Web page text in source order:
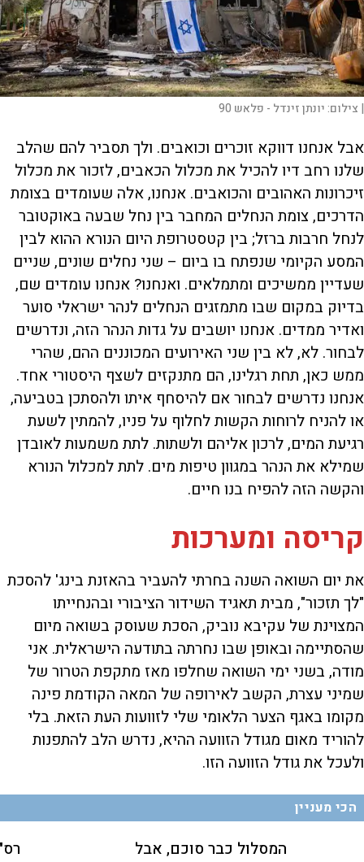
| צילום:יונתן זינדל - פלאש 90
אבל אנחנו דווקא זוכרים וכואבים. ולך תסביר להם שהלב
שלנו רחב דיו להכיל את מכלול הכאבים, לזכור את מכלול
זיכרונות האהובים והכואבים. אנחנו, אלה שעומדים בצומת
הדרכים, צומת הנחלים המחבר בין נחל שבעה באוקטובר
לנחל חרבות ברזל; בין קטסטרופת היום הנורא ההוא לבין
המסע הקיומי שנפתח בו ביום – שני נחלים שונים, שניים
שעדיין ממשיכים ומתמלאים. ואנחנו? אנחנו עומדים שם,
בדיוק במקום שבו מתמזגים הנחלים לנהר ישראלי סוער
ואדיר ממדים. אנחנו יושבים על גדות הנהר הזה, ונדרשים
לבחור. לא, לא בין שני האירועים המכוננים ההם, שהרי
ממש כאן, תחת רגלינו, הם מתנקזים לשצף היסטורי אחד.
אנחנו נדרשים לבחור אם להיסחף איתו ולהסתכן בטביעה,
או להניח לרוחות הקשות לחלוף על פניו, להמתין לשעת
רגיעת המים, לרכון אליהם ולשתות. לתת משמעות לאובדן
שמילא את הנהר במגוון טיפות מים. לתת למכלול הנורא
והקשה הזה להפיח בנו חיים.
קריסה ומערכות
את יום השואה השנה בחרתי להעביר בהאזנת בינג' להסכת
"לך תזכור", מבית תאגיד השידור הציבורי ובהנחייתו
המצוינת של עקיבא נוביק, הסכת שעוסק בשואה מיום
שהסתיימה ובאופן שבו נחרתה בתודעה הישראלית. אני
מודה, בשני ימי השואה שחלפו מאז מתקפת הטרור של
שמיני עצרת, הקשב לאירופה של המאה הקודמת פינה
מקומו באגף הצער הלאומי שלי לזוועות העת הזאת. בלי
להוריד מאום מגודל הזוועה ההיא, נדרש הלב להתפנות
ולעכל את גודל הזוועה הזו.
הכי מעניין
המסלול כבר סוכם, אבל